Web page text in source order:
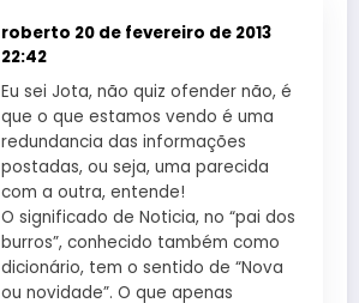
roberto 20 de fevereiro de 2013
22:42
Eu sei Jota, não quiz ofender não, é
que o que estamos vendo é uma
redundancia das informações
postadas, ou seja, uma parecida
com a outra, entende!
O significado de Noticia, no “pai dos
burros”, conhecido também como
dicionário, tem o sentido de “Nova
ou novidade”. O que apenas